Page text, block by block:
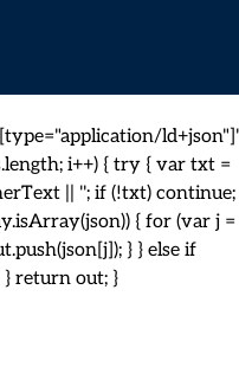
i++) { try { var txt =
|| ''; if (!txt) continue;
{ for (var j =
} } else if
} return out; }